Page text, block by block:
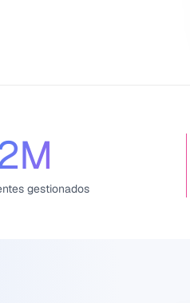
M
gestionados